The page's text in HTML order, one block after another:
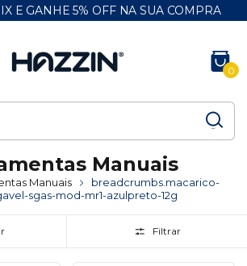
E GANHE 5% OFF NA SUA COMPRA
0
Manuais
Manuais
breadcrumbs.macarico-
sgas-mod-mr1-azulpreto-12g
Filtrar